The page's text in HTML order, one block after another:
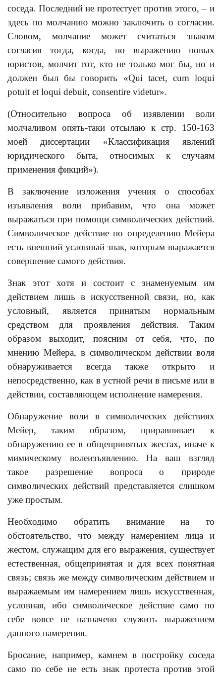
соседа. Последний не протестует против этого, – и
здесь по молчанию можно заключить о согласии.
Словом, молчание может считаться знаком
согласия тогда, когда, по выражению новых
юристов, молчит тот, кто не только мог бы, но и
должен был бы говорить «Qui tacet, cum loqui
potuit et loqui debuit, consentire videtur».
(Относительно вопроса об изявлении воли
молчаливом опять-таки отсылаю к стр. 150-163
моей диссертации «Классификация явлений
юридического быта, относимых к случаям
применения фикций»).
В заключение изложения учения о способах
изъявления воли прибавим, что она может
выражаться при помощи символических действий.
Символическое действие по определению Мейера
есть внешний условный знак, которым выражается
совершение самого действия.
Знак этот хотя и состоит с знаменуемым им
действием лишь в искусственной связи, но, как
условный, является принятым нормальным
средством для проявления действия. Таким
образом выходит, поясним от себя, что, по
мнению Мейера, в символическом действии воля
обнаруживается всегда также открыто и
непосредственно, как в устной речи в письме или в
действии, составляющем исполнение намерения.
Обнаружение воли в символических действиях
Мейер, таким образом, приравнивает к
обнаружению ее в общепринятых жестах, иначе к
мимическому волеизъявлению. На ваш взгляд
такое разрешение вопроса о природе
символических действий представляется слишком
уже простым.
Необходимо обратить внимание на то
обстоятельство, что между намерением лица и
жестом, служащим для его выражения, существует
естественная, общепринятая и для всех понятная
связь; связь же между символическим действием и
выражаемым им намерением лишь искусственная,
условная, ибо символическое действие само по
себе вовсе не назначено служить выражением
данного намерения.
Бросание, например, камнем в постройку соседа
само по себе не есть знак протеста против этой